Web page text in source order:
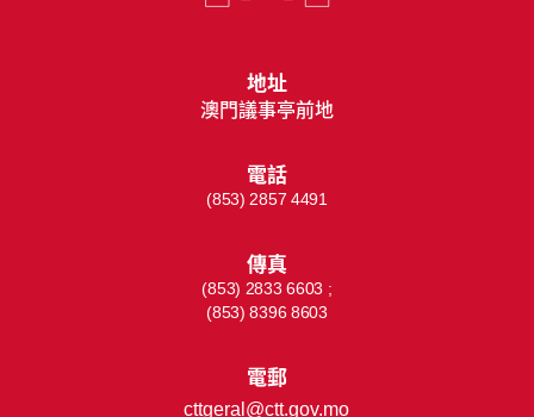
地址
澳門議事亭前地
電話
(853) 2857 4491
傳真
(853) 2833 6603 ;
(853) 8396 8603
電郵
cttgeral@ctt.gov.mo